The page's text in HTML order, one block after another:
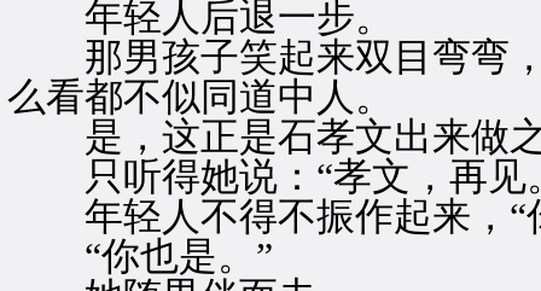
年轻人后退一步。
那男孩子笑起来双目弯弯，
么看都不似同道中人。
是，这正是石孝文出来做之
只听得她说：“孝文，再见
年轻人不得不振作起来，“
“你也是。”